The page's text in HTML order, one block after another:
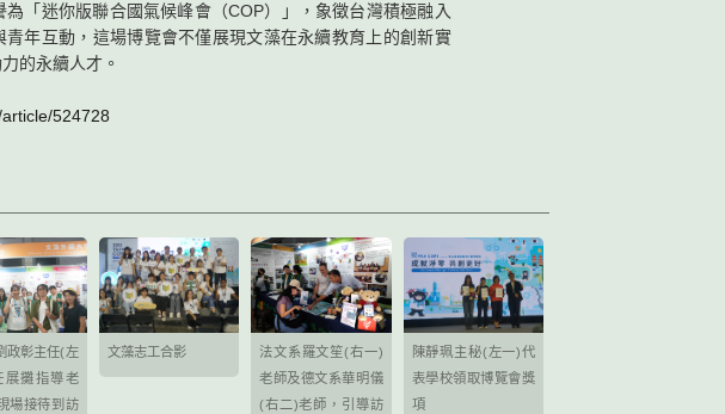
迷你版聯合國氣候峰會（COP）」，象徵台灣積極融入
年互動，這場博覽會不僅展現文藻在永續教育上的創新實
的永續人才。
524728
政彰主任(左
展攤指導老
場接待到訪
文藻志工合影
法文系羅文笙(右一)
老師及德文系華明儀
(右二)老師，引導訪
陳靜珮主秘(左一)代
表學校領取博覽會獎
項